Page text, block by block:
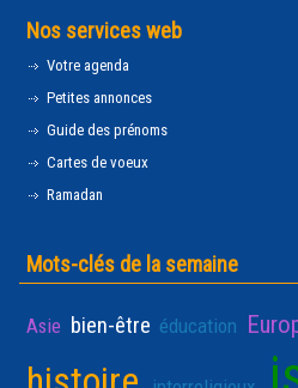
Nos services web
Votre agenda
Petites annonces
Guide des prénoms
Cartes de voeux
Ramadan
Mots-clés de la semaine
Asie bien-être éducation